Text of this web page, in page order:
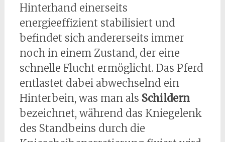
Hinterhand einerseits
energieeffizient stabilisiert und
befindet sich andererseits immer
noch in einem Zustand, der eine
schnelle Flucht ermöglicht. Das Pferd
entlastet dabei abwechselnd ein
Hinterbein, was man als Schildern
bezeichnet, während das Kniegelenk
des Standbeins durch die